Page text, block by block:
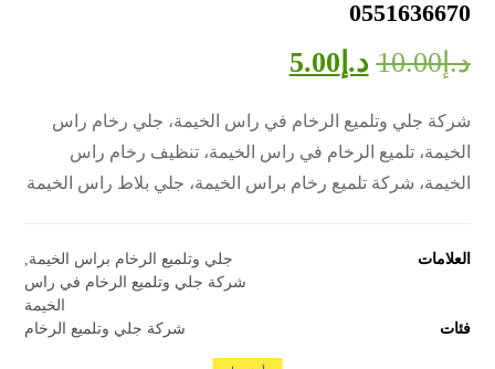
0551636670
د.إ10.00 د.إ 5.00
شركة جلي وتلميع الرخام في راس الخيمة، جلي رخام راس
الخيمة، تلميع الرخام في راس الخيمة، تنظيف رخام راس
الخيمة، شركة تلميع رخام براس الخيمة، جلي بلاط راس الخيمة
العلامات جلي وتلميع الرخام براس الخيمة,
شركة جلي وتلميع الرخام في راس
الخيمة
فئات
شركة جلي وتلميع الرخام